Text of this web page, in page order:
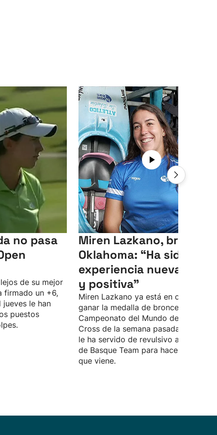
no pasa
de su mejor
firmado un +6,
le han
puestos
Miren Lazkano, bronce
Oklahoma: “Ha sido una
experiencia nueva,
y positiva"
Miren Lazkano ya está en casa tras
ganar la medalla de bronce en el
Campeonato del Mundo de Kayak
Cross de la semana pasada. La
le ha servido de revulsivo a la palista
de Basque Team para hacer frente a
que viene.